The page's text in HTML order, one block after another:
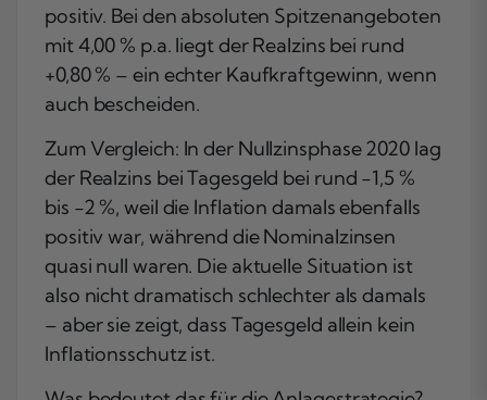
positiv. Bei den absoluten Spitzenangeboten
mit 4,00 % p.a. liegt der Realzins bei rund
+0,80 % – ein echter Kaufkraftgewinn, wenn
auch bescheiden.
Zum Vergleich: In der Nullzinsphase 2020 lag
der Realzins bei Tagesgeld bei rund −1,5 %
bis −2 %, weil die Inflation damals ebenfalls
positiv war, während die Nominalzinsen
quasi null waren. Die aktuelle Situation ist
also nicht dramatisch schlechter als damals
– aber sie zeigt, dass Tagesgeld allein kein
Inflationsschutz ist.